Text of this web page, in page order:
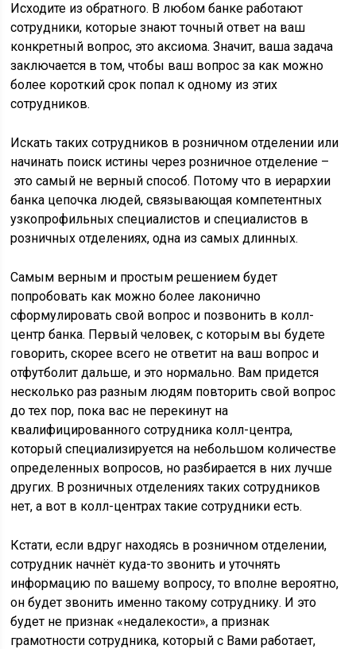
Исходите из обратного. В любом банке работают
сотрудники, которые знают точный ответ на ваш
конкретный вопрос, это аксиома. Значит, ваша задача
заключается в том, чтобы ваш вопрос за как можно
более короткий срок попал к одному из этих
сотрудников.
Искать таких сотрудников в розничном отделении или
начинать поиск истины через розничное отделение –
это самый не верный способ. Потому что в иерархии
банка цепочка людей, связывающая компетентных
узкопрофильных специалистов и специалистов в
розничных отделениях, одна из самых длинных.
Самым верным и простым решением будет
попробовать как можно более лаконично
сформулировать свой вопрос и позвонить в колл-
центр банка. Первый человек, с которым вы будете
говорить, скорее всего не ответит на ваш вопрос и
отфутболит дальше, и это нормально. Вам придется
несколько раз разным людям повторить свой вопрос
до тех пор, пока вас не перекинут на
квалифицированного сотрудника колл-центра,
который специализируется на небольшом количестве
определенных вопросов, но разбирается в них лучше
других. В розничных отделениях таких сотрудников
нет, а вот в колл-центрах такие сотрудники есть.
Кстати, если вдруг находясь в розничном отделении,
сотрудник начнёт куда-то звонить и уточнять
информацию по вашему вопросу, то вполне вероятно,
он будет звонить именно такому сотруднику. И это
будет не признак «недалекости», а признак
грамотности сотрудника, который с Вами работает,